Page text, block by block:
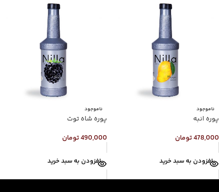
ناموجود
پوره انبه
478,000تومان
افزودن به سبد خرید
ناموجود
پوره شاه توت
490,000تومان
افزودن به سبد خرید